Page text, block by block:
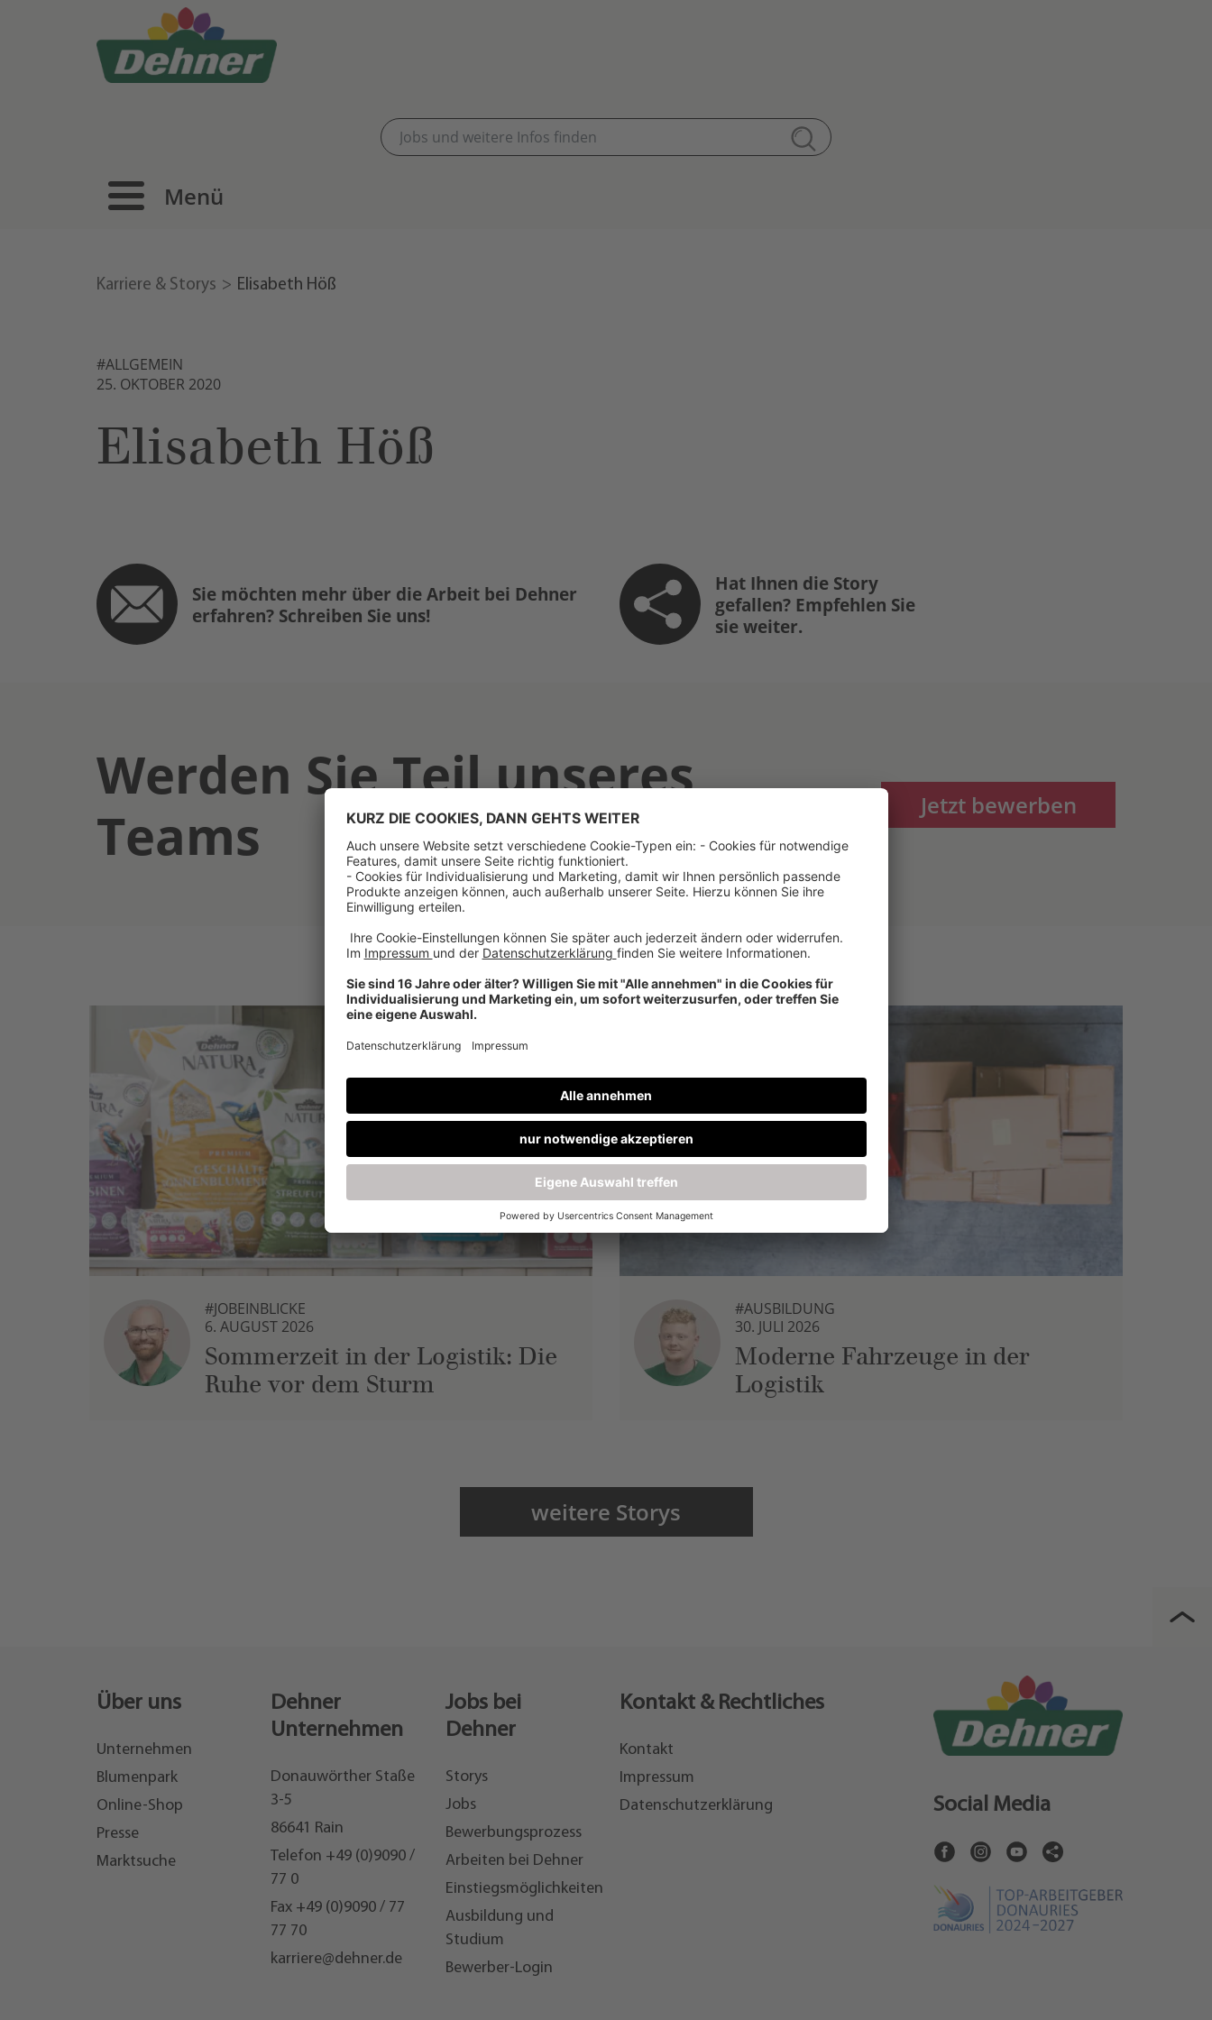
Menü
Karriere & Storys Elisabeth Höß
#ALLGEMEIN
25. OKTOBER 2020
Elisabeth Höß
Sie möchten mehr über die Arbeit bei Dehner
erfahren? Schreiben Sie uns!
Hat Ihnen die Story
gefallen? Empfehlen Sie
sie weiter.
Werden Sie Teil unseres
Teams
Jetzt bewerben
#JOBEINBLICKE
6. AUGUST 2026
Sommerzeit in der Logistik: Die
Ruhe vor dem Sturm
#AUSBILDUNG
30. JULI 2026
Moderne Fahrzeuge in der
Logistik
weitere Storys
Über uns
Unternehmen
Blumenpark
Online-Shop
Presse
Marktsuche
Dehner
Unternehmen
Donauwörther Staße
3-5
86641 Rain
Telefon +49 (0)9090 /
77 0
Fax +49 (0)9090 / 77
77 70
karriere@dehner.de
Jobs bei
Dehner
Storys
Jobs
Bewerbungsprozess
Arbeiten bei Dehner
Einstiegsmöglichkeiten
Ausbildung und
Studium
Bewerber-Login
Kontakt & Rechtliches
Kontakt
Impressum
Datenschutzerklärung
Social Media